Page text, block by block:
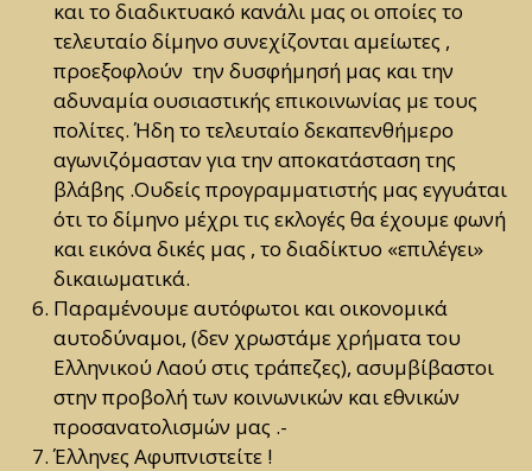
και το διαδικτυακό κανάλι μας οι οποίες το
τελευταίο δίμηνο συνεχίζονται αμείωτες ,
προεξοφλούν την δυσφήμησή μας και την
αδυναμία ουσιαστικής επικοινωνίας με τους
πολίτες. Ήδη το τελευταίο δεκαπενθήμερο
αγωνιζόμασταν για την αποκατάσταση της
βλάβης .Ουδείς προγραμματιστής μας εγγυάται
ότι το δίμηνο μέχρι τις εκλογές θα έχουμε φωνή
και εικόνα δικές μας , το διαδίκτυο «επιλέγει»
δικαιωματικά.
Παραμένουμε αυτόφωτοι και οικονομικά
αυτοδύναμοι, (δεν χρωστάμε χρήματα του
Ελληνικού Λαού στις τράπεζες), ασυμβίβαστοι
στην προβολή των κοινωνικών και εθνικών
προσανατολισμών μας .-
Έλληνες Αφυπνιστείτε !